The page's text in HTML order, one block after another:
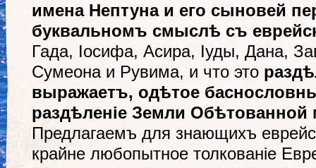
имена Нептуна и его сыновей
буквальномъ смыслѣ съ
Гада, Іосифа, Асира, Іуды, Дана,
Сумеона и Рувима, и что это раздѣ
выражаетъ, одѣтое
раздѣленіе Земли Обѣтованной
Предлагаемъ для знающихъ
крайне любопытное толкованіе